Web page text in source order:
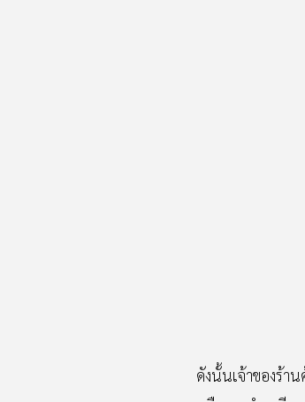
ดังนั้นเจ้าของร้า